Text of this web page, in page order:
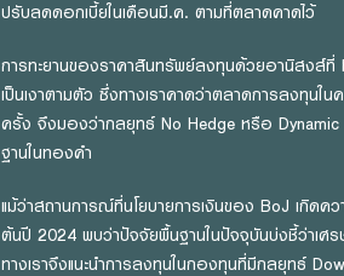
ปรับลดดอกเบี้ยในเดือนมี.ค. ตามที่ตลาดคาดไว้
การทะยานของราคาสินทรัพย์ลงทุนด้วยอานิสงส์ที่
เป็นเงาตามตัว ซึ่งทางเราคาดว่าตลาดการลงทุนใ
ครั้ง จึงมองว่ากลยุทธ์ No Hedge หรือ Dynamic
ฐานในทองคำ
แม้ว่าสถานการณ์ที่นโยบายการเงินของ BoJ เกิดค
ต้นปี 2024 พบว่าปัจจัยพื้นฐานในปัจจุบันบ่งชี้ว่าเศร
ทางเราจึงแนะนำการลงทุนในกองทุนที่มีกลยุทธ์